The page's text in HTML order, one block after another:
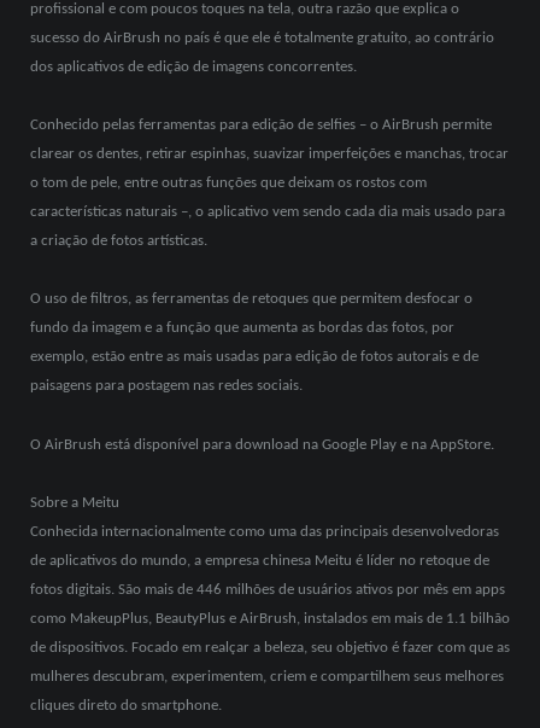
profissional e com poucos toques na tela, outra razão que explica o
sucesso do AirBrush no país é que ele é totalmente gratuito, ao contrário
dos aplicativos de edição de imagens concorrentes.
Conhecido pelas ferramentas para edição de selfies – o AirBrush permite
clarear os dentes, retirar espinhas, suavizar imperfeições e manchas, trocar
o tom de pele, entre outras funções que deixam os rostos com
características naturais –, o aplicativo vem sendo cada dia mais usado para
a criação de fotos artísticas.
O uso de filtros, as ferramentas de retoques que permitem desfocar o
fundo da imagem e a função que aumenta as bordas das fotos, por
exemplo, estão entre as mais usadas para edição de fotos autorais e de
paisagens para postagem nas redes sociais.
O AirBrush está disponível para download na Google Play e na AppStore.
Sobre a Meitu
Conhecida internacionalmente como uma das principais desenvolvedoras
de aplicativos do mundo, a empresa chinesa Meitu é líder no retoque de
fotos digitais. São mais de 446 milhões de usuários ativos por mês em apps
como MakeupPlus, BeautyPlus e AirBrush, instalados em mais de 1.1 bilhão
de dispositivos. Focado em realçar a beleza, seu objetivo é fazer com que as
mulheres descubram, experimentem, criem e compartilhem seus melhores
cliques direto do smartphone.